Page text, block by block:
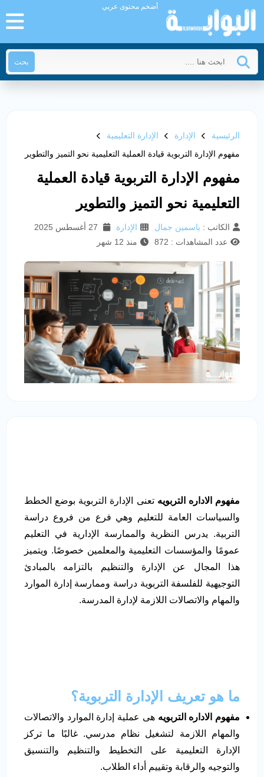
أضخم محتوى عربي
بحث
الرئيسية الإدارة
الإدارة التعليمية
مفهوم الإدارة التربوية قيادة العملية التعليمية نحو التميز والتطوير
مفهوم الإدارة التربوية قيادة العملية
التعليمية نحو التميز والتطوير
الكاتب : ياسمين جمال الإدارة
عدد المشاهدات : 872
منذ 12 شهر
مفهوم الاداره التربويه تعنى الإدارة التربوية بوضع الخطط
والسياسات العامة للتعليم وهي فرع من فروع دراسة
التربية. يدرس النظرية والممارسة الإدارية في التعليم
عمومًا والمؤسسات التعليمية والمعلمين خصوصًا. ويتميز
هذا المجال عن الإدارة والتنظيم بالتزامه بالمبادئ
التوجيهية للفلسفة التربوية دراسة وممارسة إدارة الموارد
والمهام والاتصالات اللازمة لإدارة المدرسة.
ما هو تعريف الإدارة التربوية؟
مفهوم الاداره التربويههى عملية إدارة الموارد والاتصالات
والمهام اللازمة لتشغيل نظام مدرسي. غالبًا ما تركز
الإدارة التعليمية على التخطيط والتنظيم والتنسيق
والتوجيه والرقابة وتقييم أداء الطلاب.